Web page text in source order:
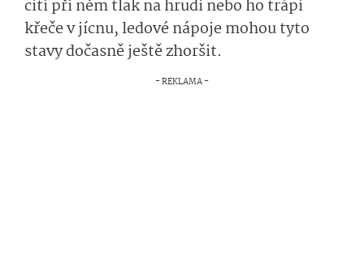
cítí při němtlak na hrudi nebo ho trápí
křeče v jícnu, ledové nápoje mohou tyto
stavydočasněješ­tězhoršit.